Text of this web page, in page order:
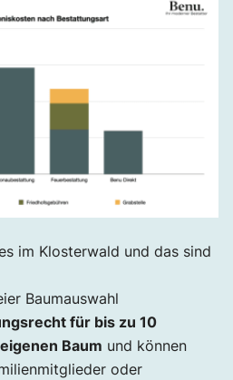
im Klosterwald und das sind
Baumauswahl
für bis zu 10
Baum und können
oder